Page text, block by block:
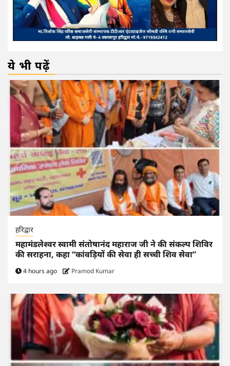
ये भी पढ़ें
हरिद्वार
महामंडलेश्वर स्वामी संतोषानंद महाराज जी ने की संकल्प शिविर
की सराहना, कहा “कांवड़ियों की सेवा ही सच्ची शिव सेवा”
4 hours ago Pramod Kumar